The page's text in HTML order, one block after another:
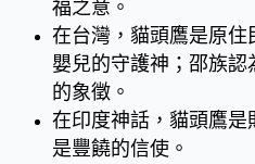
福之意。
在台灣，貓頭鷹是原
嬰兒的守護神；邵族
的象徵。
在印度神話，貓頭鷹是
是豐饒的信使。